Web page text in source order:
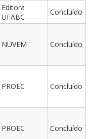
Editora
UFABC
Concluído
NUVEM Concluído
PROEC Concluído
PROEC Concluído